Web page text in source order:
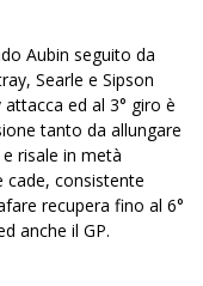
Aubin seguito da
Searle e Sipson
ed al 3° giro è
tanto da allungare
risale in metà
cade, consistente
recupera fino al 6°
anche il GP.